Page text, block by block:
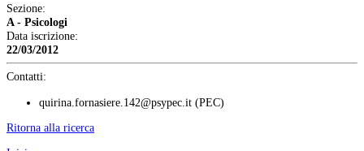
Sezione:
A - Psicologi
Data iscrizione:
22/03/2012
Contatti:
quirina.fornasiere.142@psypec.it (PEC)
Ritorna alla ricerca